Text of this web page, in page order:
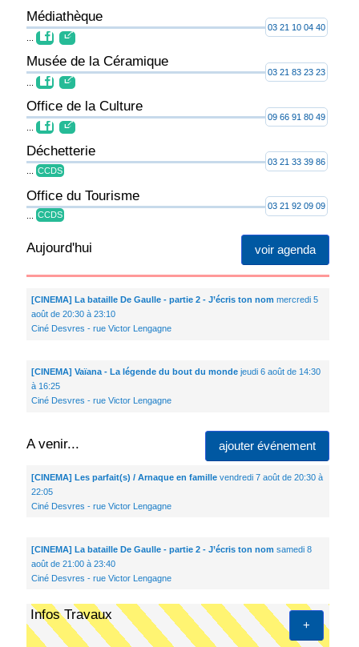
Médiathèque
03 21 10 04 40
Musée de la Céramique
03 21 83 23 23
Office de la Culture
09 66 91 80 49
Déchetterie
CCDS
03 21 33 39 86
Office du Tourisme
CCDS
03 21 92 09 09
voir agenda
Aujourd'hui
[CINEMA] La bataille De Gaulle - partie 2 - J’écris ton nom mercredi 5
août de 20:30 à 23:10
Ciné Desvres - rue Victor Lengagne
[CINEMA] Vaïana - La légende du bout du mondejeudi 6 août de 14:30
à 16:25
Ciné Desvres - rue Victor Lengagne
A venir... ajouter événement
[CINEMA] Les parfait(s) / Arnaque en famillevendredi 7 août de 20:30 à
22:05
Ciné Desvres - rue Victor Lengagne
[CINEMA] La bataille De Gaulle - partie 2 - J’écris ton nom samedi 8
août de 21:00 à 23:40
Ciné Desvres - rue Victor Lengagne
+
Infos Travaux